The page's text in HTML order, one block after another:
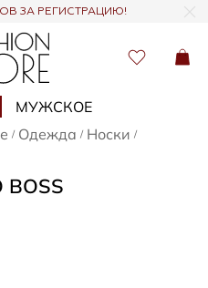
ЗА РЕГИСТРАЦИЮ!
МУЖСКОЕ
/ Одежда / Носки /
BOSS